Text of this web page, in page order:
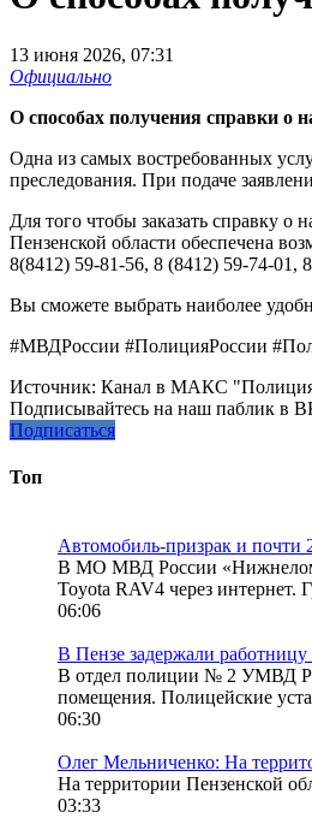
13 июня 2026, 07:31
Официально
О способах получения справки о
Одна из самых востребованных
преследования. При подаче
Для того чтобы заказать справку о
Пензенской области обеспечена
8(8412) 59-81-56, 8 (8412) 59-74-01,
Вы сможете выбрать наиболее
#МВДРоссии #ПолицияРоссии
Источник: Канал в МАКС "Полиция
Подписывайтесь на наш паблик в
Подписаться
Топ
Автомобиль-призрак и почти
В МО МВД России
Toyota RAV4 через интернет.
06:06
В Пензе задержали
В отдел полиции № 2 УМВД
помещения. Полицейские
06:30
Олег Мельниченко: На
На территории Пензенской
03:33